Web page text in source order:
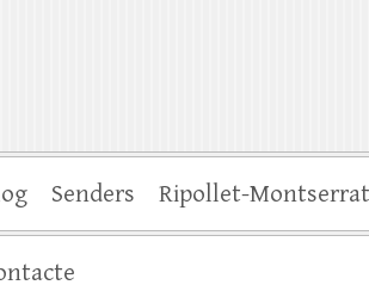
Senders Ripollet-Montserrat